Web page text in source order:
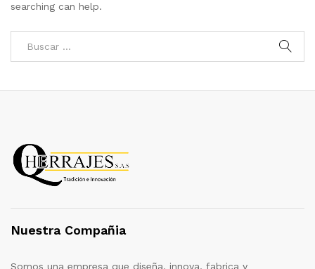
searching can help.
Nuestra Compañia
Somos una empresa que diseña, innova, fabrica y